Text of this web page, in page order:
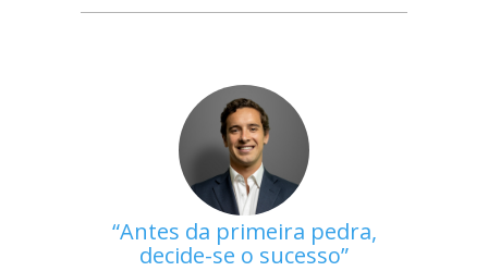
Antes da primeira pedra,
decide-se o sucesso